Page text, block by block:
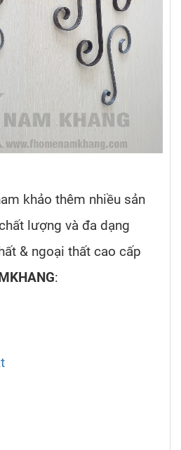
khảo thêm nhiều sản
lượng và đa dạng
& ngoại thất cao cấp
: